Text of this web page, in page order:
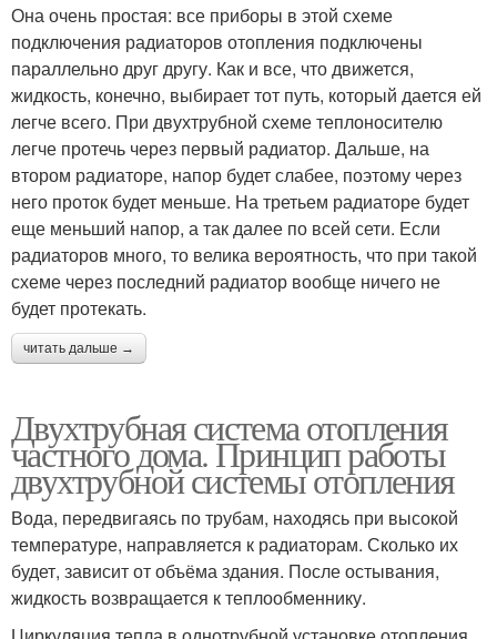
Она очень простая: все приборы в этой схеме
подключения радиаторов отопления подключены
параллельно друг другу. Как и все, что движется,
жидкость, конечно, выбирает тот путь, который дается ей
легче всего. При двухтрубной схеме теплоносителю
легче протечь через первый радиатор. Дальше, на
втором радиаторе, напор будет слабее, поэтому через
него проток будет меньше. На третьем радиаторе будет
еще меньший напор, а так далее по всей сети. Если
радиаторов много, то велика вероятность, что при такой
схеме через последний радиатор вообще ничего не
будет протекать.
читать дальше →
Двухтрубная система отопления
частного дома. Принцип работы
двухтрубной системы отопления
Вода, передвигаясь по трубам, находясь при высокой
температуре, направляется к радиаторам. Сколько их
будет, зависит от объёма здания. После остывания,
жидкость возвращается к теплообменнику.